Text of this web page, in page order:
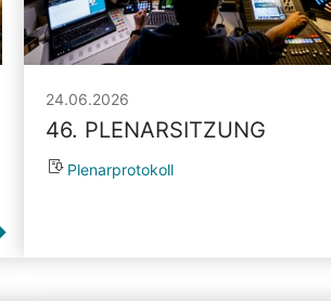
24.06.2026
46. PLENARSITZUNG
Plenarprotokoll